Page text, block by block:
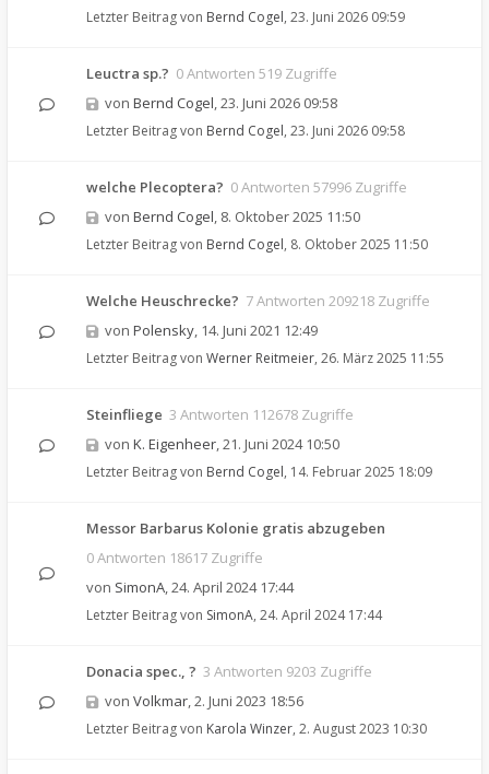
Letzter Beitrag von Bernd Cogel, 23. Juni 2026 09:59
Leuctra sp.? 0 Antworten 519 Zugriffe
von Bernd Cogel,23. Juni 2026 09:58
Letzter Beitrag von Bernd Cogel, 23. Juni 2026 09:58
welche Plecoptera? 0 Antworten 57996 Zugriffe
von Bernd Cogel, 8. Oktober 2025 11:50
Letzter Beitrag von Bernd Cogel, 8. Oktober 2025 11:50
Welche Heuschrecke? 7 Antworten 209218 Zugriffe
von Polensky, 14. Juni 2021 12:49
Letzter Beitrag von Werner Reitmeier, 26. März 2025 11:55
Steinfliege 3 Antworten 112678 Zugriffe
von K. Eigenheer,21. Juni 2024 10:50
Letzter Beitrag von Bernd Cogel, 14. Februar 2025 18:09
Messor Barbarus Kolonie gratis abzugeben
0 Antworten 18617 Zugriffe
von SimonA,24. April 2024 17:44
Letzter Beitrag von SimonA, 24. April 2024 17:44
Donacia spec., ? 3 Antworten 9203 Zugriffe
von Volkmar,2. Juni 2023 18:56
Letzter Beitrag von Karola Winzer, 2. August 2023 10:30